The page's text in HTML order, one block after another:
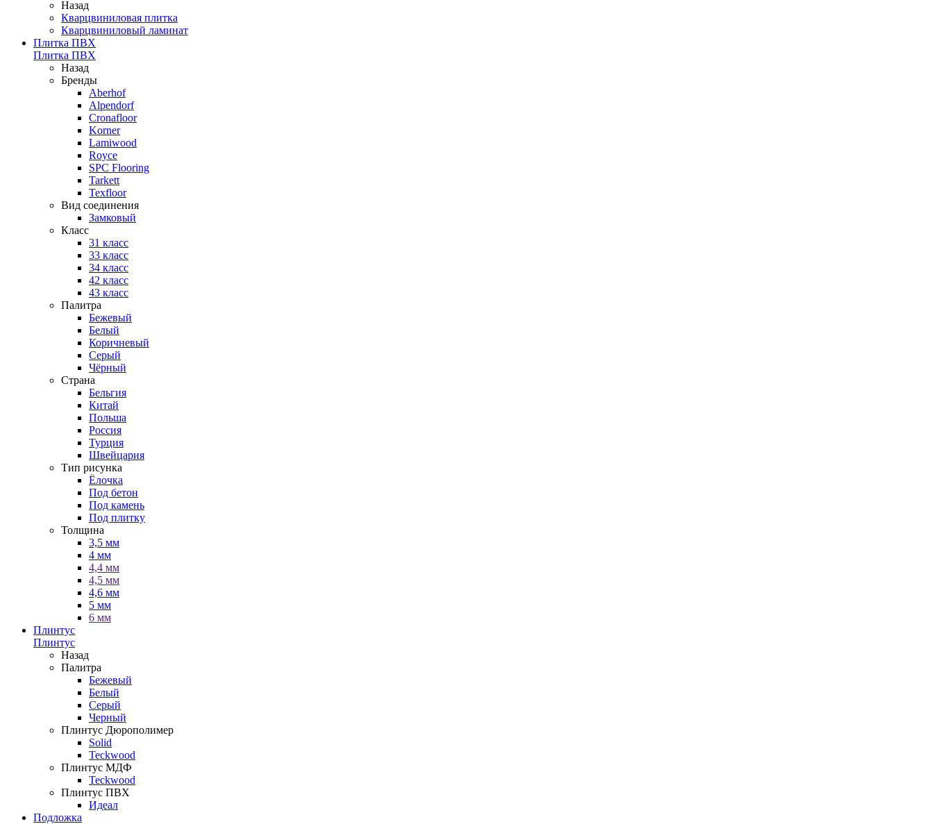
Назад
Кварцвиниловая плитка
Кварцвиниловый ламинат
Плитка ПВХ
Плитка ПВХ
Назад
Бренды
Aberhof
Alpendorf
Cronafloor
Korner
Lamiwood
Royce
SPC Flooring
Tarkett
Texfloor
Вид соединения
Замковый
Класс
31 класс
33 класс
34 класс
42 класс
43 класс
Палитра
Бежевый
Белый
Коричневый
Серый
Чёрный
Страна
Бельгия
Китай
Польша
Россия
Турция
Швейцария
Тип рисунка
Ёлочка
Под бетон
Под камень
Под плитку
Толщина
3,5 мм
4 мм
4,4 мм
4,5 мм
4,6 мм
5 мм
6 мм
Плинтус
Плинтус
Назад
Палитра
Бежевый
Белый
Серый
Черный
Плинтус Дюрополимер
Solid
Teckwood
Плинтус МДФ
Teckwood
Плинтус ПВХ
Идеал
Подложка